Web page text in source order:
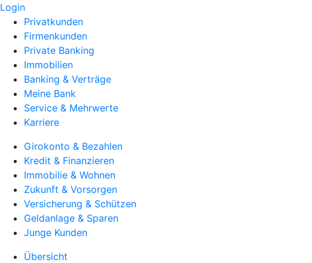
Login
Privatkunden
Firmenkunden
Private Banking
Immobilien
Banking & Verträge
Meine Bank
Service & Mehrwerte
Karriere
Girokonto & Bezahlen
Kredit & Finanzieren
Immobilie & Wohnen
Zukunft & Vorsorgen
Versicherung & Schützen
Geldanlage & Sparen
Junge Kunden
Übersicht